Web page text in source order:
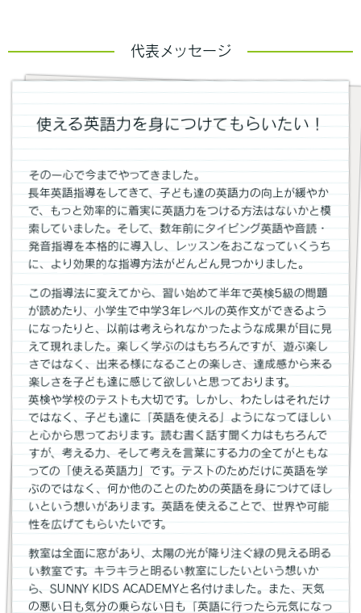
代表メッセージ
使える英語力を身につけてもらいたい！
その一心で今までやってきました。
長年英語指導をしてきて、子ども達の英語力の向上が緩やか
で、もっと効率的に着実に英語力をつける方法はないかと模
索していました。そして、数年前にタイピング英語や音読・
発音指導を本格的に導入し、レッスンをおこなっていくうち
に、より効果的な指導方法がどんどん見つかりました。
この指導法に変えてから、習い始めて半年で英検5級の問題
が読めたり、小学生で中学3年レベルの英作文ができるよう
になったりと、以前は考えられなかったような成果が目に見
えて現れました。楽しく学ぶのはもちろんですが、遊ぶ楽し
さではなく、出来る様になることの楽しさ、達成感から来る
楽しさを子ども達に感じて欲しいと思っております。
英検や学校のテストも大切です。しかし、わたしはそれだけ
ではなく、子ども達に「英語を使える」ようになってほしい
と心から思っております。読む書く話す聞く力はもちろんで
すが、考える力、そして考えを言葉にする力の全てがともな
っての「使える英語力」です。テストのためだけに英語を学
ぶのではなく、何か他のことのための英語を身につけてほし
いという想いがあります。英語を使えることで、世界や可能
性を広げてもらいたいです。
教室は全面に窓があり、太陽の光が降り注ぐ緑の見える明る
い教室です。キラキラと明るい教室にしたいという想いか
ら、SUNNY KIDS ACADEMYと名付けました。また、天気
の悪い日も気分の乗らない日も「英語に行ったら元気になっ